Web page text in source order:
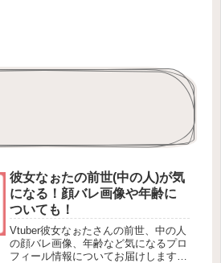
彼女なぉたの前世(中の人)が気
になる！顔バレ画像や年齢に
ついても！
Vtuber彼女なぉたさんの前世、中の人
の顔バレ画像、年齢など気になるプロ
フィール情報についてお届けします。